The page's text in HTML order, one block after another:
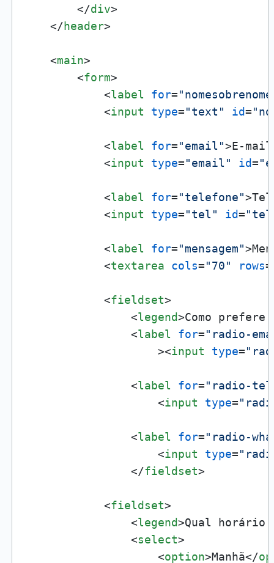
</div>
</header>
<main>
<form>
<label for=
<input type="text" id=
<label for="email">E-mail
<input type="email" id=
<label for="telefone">
<input type="tel" id=
<label for="mensagem">
<textarea cols="70" rows=
<fieldset>
<legend>Como
<label for="radio-
                    >
<input type=
<label for="radio-
<input type=
<label for="radio-
<input type=
</fieldset>
<fieldset>
<legend>Qual horário
<select>
<option>Manhã</